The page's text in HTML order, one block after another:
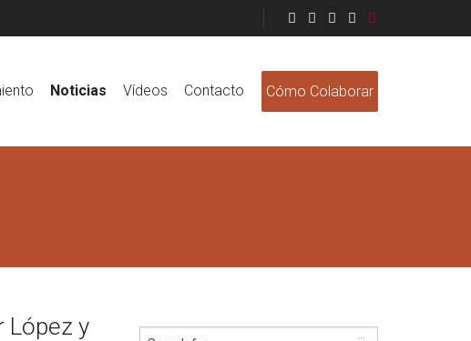
Noticias Vídeos Contacto Cómo Colaborar
López y